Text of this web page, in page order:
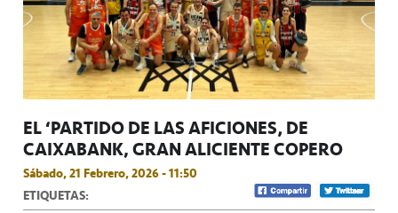
EL ‘PARTIDO DE LAS AFICIONES’ DE
CAIXABANK, GRAN ALICIENTE COPERO
Sábado, 21 Febrero, 2026 - 11:50
ETIQUETAS: